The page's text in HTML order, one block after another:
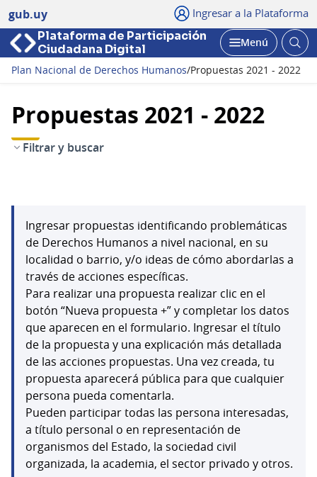
gub.uy Ingresar a la Plataforma
Plataforma de Participación
Ciudadana Digital
Abrir
Menú
Plan Nacional de Derechos Humanos/Propuestas 2021 - 2022
Propuestas 2021 - 2022
Filtrar y buscar
Ingresar propuestas identificando problemáticas
de Derechos Humanos a nivel nacional, en su
localidad o barrio, y/o ideas de cómo abordarlas a
través de acciones específicas.
Para realizar una propuesta realizar clic en el
botón “Nueva propuesta +” y completar los datos
que aparecen en el formulario. Ingresar el título
de la propuesta y una explicación más detallada
de las acciones propuestas. Una vez creada, tu
propuesta aparecerá pública para que cualquier
persona pueda comentarla.
Pueden participar todas las persona interesadas,
a título personal o en representación de
organismos del Estado, la sociedad civil
organizada, la academia, el sector privado y otros.